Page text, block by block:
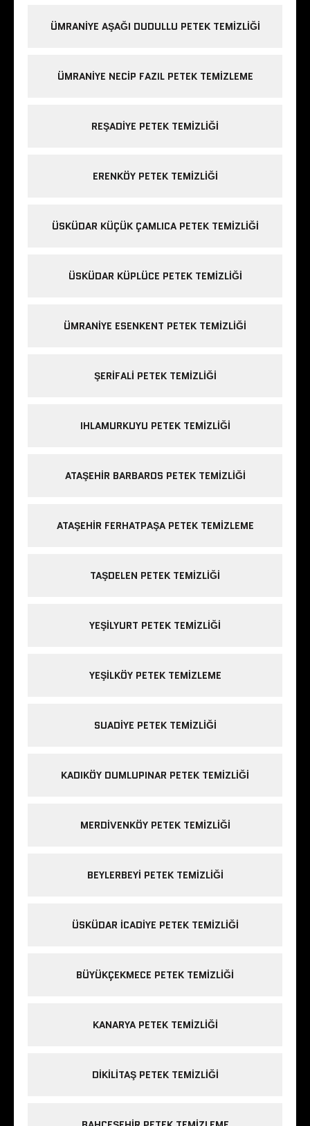
ÜMRANIYE AŞAĞI DUDULLU PETEK TEMIZLIĞI
ÜMRANIYE NECIP FAZIL PETEK TEMIZLEME
REŞADIYE PETEK TEMIZLIĞI
ERENKÖY PETEK TEMIZLIĞI
ÜSKÜDAR KÜÇÜK ÇAMLICA PETEK TEMIZLIĞI
ÜSKÜDAR KÜPLÜCE PETEK TEMIZLIĞI
ÜMRANIYE ESENKENT PETEK TEMIZLIĞI
ŞERIFALI PETEK TEMIZLIĞI
IHLAMURKUYU PETEK TEMIZLIĞI
ATAŞEHIR BARBAROS PETEK TEMIZLIĞI
ATAŞEHIR FERHATPAŞA PETEK TEMIZLEME
TAŞDELEN PETEK TEMIZLIĞI
YEŞILYURT PETEK TEMIZLIĞI
YEŞILKÖY PETEK TEMIZLEME
SUADIYE PETEK TEMIZLIĞI
KADIKÖY DUMLUPINAR PETEK TEMIZLIĞI
MERDIVENKÖY PETEK TEMIZLIĞI
BEYLERBEYI PETEK TEMIZLIĞI
ÜSKÜDAR ICADIYE PETEK TEMIZLIĞI
BÜYÜKÇEKMECE PETEK TEMIZLIĞI
KANARYA PETEK TEMIZLIĞI
DIKILITAŞ PETEK TEMIZLIĞI